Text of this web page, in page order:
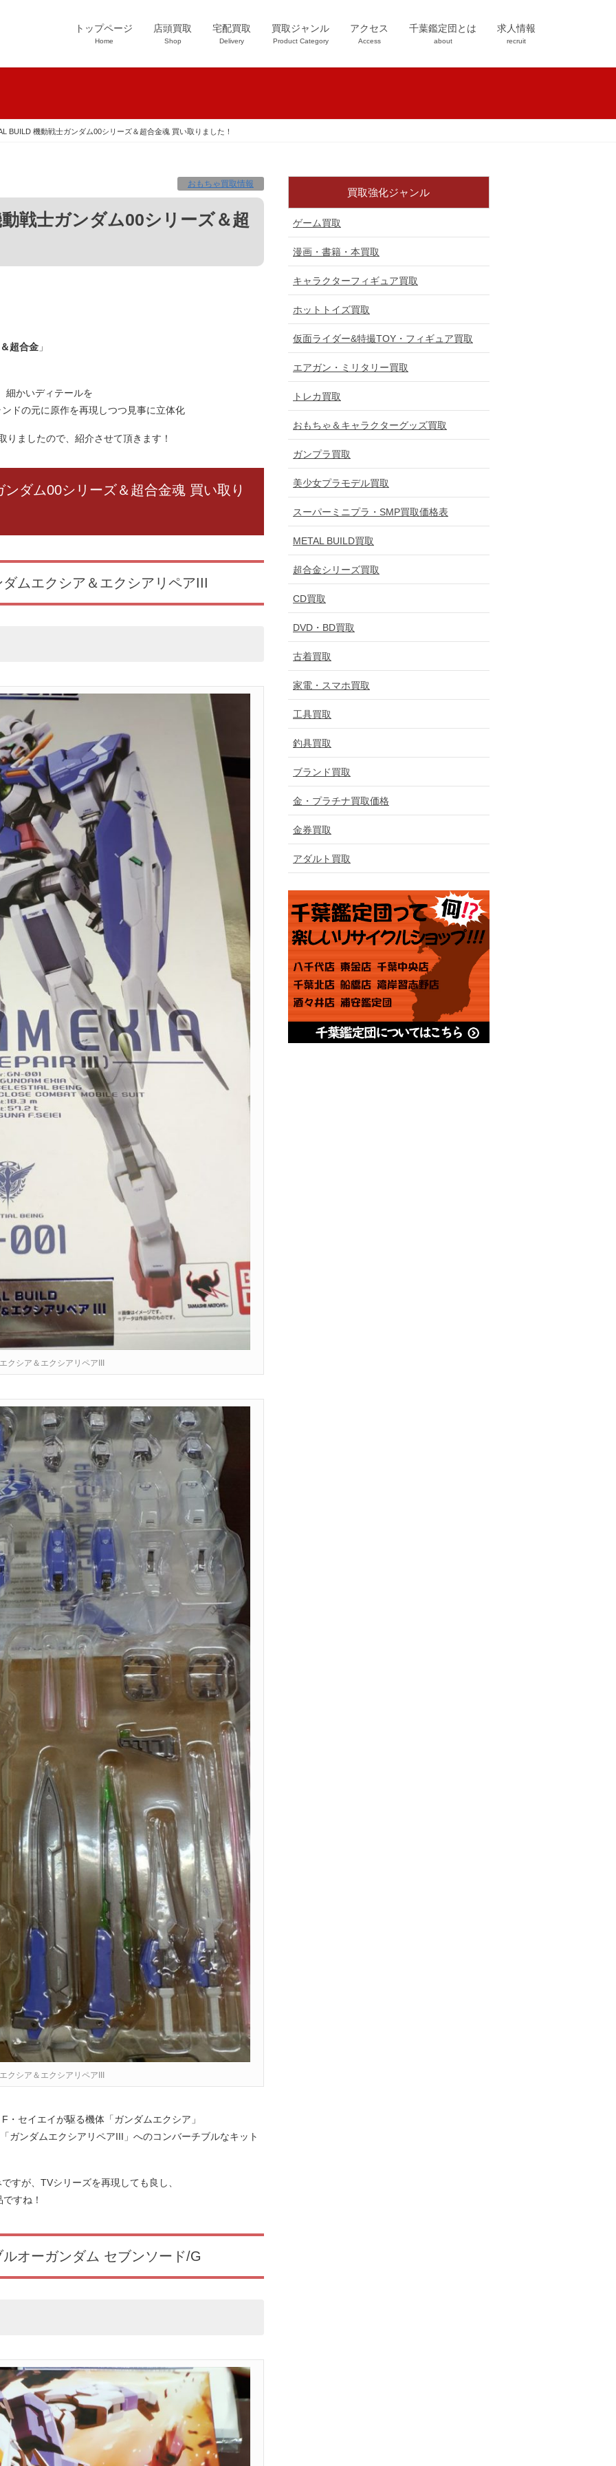
トップページ
Home
店頭買取
Shop
宅配買取
Delivery
買取ジャンル
Product Category
アクセス
Access
千葉鑑定団とは
about
求人情報
recruit
BUILD 機動戦士ガンダム00シリーズ＆超合金魂 買い取りました！
おもちゃ買取情報
超合金 」
細かいディテールを
ドの元に原作を再現しつつ見事に立体化
ましたので、紹介させて頂きます！
ダム00シリーズ＆超合金魂 買い取り
ムエクシア＆エクシアリペアIII
クシア＆エクシアリペアIII
クシア＆エクシアリペアIII
セイエイが駆る機体「ガンダムエクシア」
ガンダムエクシアリペアIII」へのコンバーチブルなキット
すが、TVシリーズを再現しても良し、
すね！
オーガンダム セブンソード/G
買取強化ジャンル
ゲーム買取
漫画・書籍・本買取
キャラクターフィギュア買取
ホットトイズ買取
仮面ライダー&特撮TOY・フィギュア買取
エアガン・ミリタリー買取
トレカ買取
おもちゃ＆キャラクターグッズ買取
ガンプラ買取
美少女プラモデル買取
スーパーミニプラ・SMP買取価格表
METAL BUILD買取
超合金シリーズ買取
CD買取
DVD・BD買取
古着買取
家電・スマホ買取
工具買取
釣具買取
ブランド買取
金・プラチナ買取価格
金券買取
アダルト買取